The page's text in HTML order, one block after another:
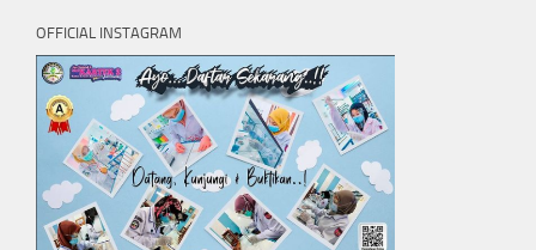
OFFICIAL INSTAGRAM